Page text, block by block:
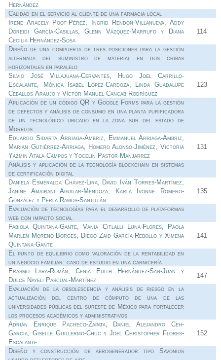
Hernández
Calidad en el servicio al cliente de una farmacia local
Irene Aracely Poot-Pérez, Ingrid Rendón-Villanueva, Addy
Doreidi García-Casillas, Glenn Vázquez-Marrufo y Diana
Cecilia Hernández-Sosa
114
Diseño de una compuerta de tres posiciones para la gestión
alternada del suministro de material en dos cribas
horizontales en paralelo
Silvio José Villajuana-Cervantes, Hugo Joel Carrillo-
Escalante, Mónica Isabel López-Cardoza, Linda Guadalupe
Ceballos-Araujo y Víctor Manuel Cancab-Rodríguez
123
Aplicación de un código QR y Google Forms para la gestión
de defectos y análisis de consumo en una planta purificadora
de un tecnológico ubicado en la zona sur del estado de
Morelos
Eduardo Sidarta Arriaga-Ambriz, Emmanuel Arriaga-Ambriz,
Marian Gutiérrez-Arriaga, Homero Alonso-Jiménez, Victoria
Yazmin Atala-Campos y Yocelin Pastor-Manjarrez
131
Análisis y aplicación de la tecnología blockchain en sistemas
de certificación digital
Daniela Esmeralda Chávez-Lira, David Iván Torres-Martínez,
Janine Amairani Aguilar-Mendoza, Karla Ivonne Romero-
González y Perla Ramos-Santillán
135
Evaluación de tecnologías para el desarrollo de plataformas
web con impacto social
Fabiola Quintana-Gante, Vania Citlalli Luna-Flores, Paola
Marlen Moreno-Borges, Diego Zaid García-Rebollo y Ximena
Quintana-Gante
141
El punto de equilibrio como valoración de la rentabilidad en
un negocio familiar: caso de estudio en una carnicería
Erasmo Lara-Román, Cenia Edith Hernández-San-Juan y
Dulce Nayeli Pascual-Martínez
147
Evaluación de la obsolescencia y análisis de riesgo en la
actualización del centro de cómputo de una de las
universidades públicas del sureste de México para fortalecer
los procesos académicos y administrativos
Adrián Enrique Pacheco-Zapata, Daniel Alejandro Ceh-
Garcia, Giselle Guillermo-Chuc y Joel Christopher Flores-
Escalante
152
Diseño y construcción de aerogenerador tipo Savonius